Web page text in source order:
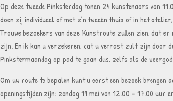
Op deze tweede Pinksterdag tonen 24 kunstenaars van
doen zij individueel of met z’n tweeën thuis of in het
Trouwe bezoekers van deze Kunstroute zullen zien, dat er
zijn. En ik kan u verzekeren, dat u verrast zult zijn door
Pinkstermaandag op pad te gaan dus, zelfs als de
Om uw route te bepalen kunt u eerst een bezoek brengen
openingstijden zijn: zondag 19 mei van 12.00 – 17.00 uur